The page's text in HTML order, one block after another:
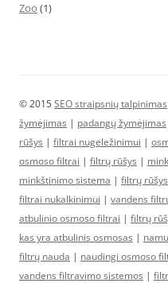
Zoo (1)
© 2015SEO straipsnių talpinimas
žymėjimas | padangų žymėjimas
rūšys | filtrai nugeležinimui |
osmoso filtrai | filtrų rūšys |
minkštinimo sistema | filtrų
filtrai nukalkinimui | vandens
atbulinio osmoso filtrai | filtrų
kas yra atbulinis osmosas |
filtrų nauda | naudingi osmoso
vandens filtravimo sistemos |